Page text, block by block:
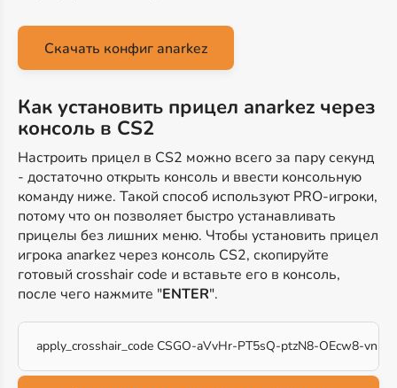
Скачать конфиг anarkez
Как установить прицел anarkez через
консоль в CS2
Настроить прицел в CS2 можно всего за пару секунд
- достаточно открыть консоль и ввести консольную
команду ниже. Такой способ используют PRO-игроки,
потому что он позволяет быстро устанавливать
прицелы без лишних меню. Чтобы установить прицел
игрока anarkez через консоль CS2, скопируйте
готовый crosshair code и вставьте его в консоль,
после чего нажмите "ENTER".
apply_crosshair_code CSGO-aVvHr-PT5sQ-ptzN8-OEcw8-